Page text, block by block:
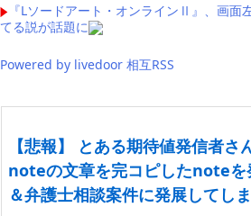
『Lソードアート・オンラインⅡ』、画面
てる説が話題に
Powered by livedoor 相互RSS
【悲報】 とある期待値発信者さ
noteの文章を完コピしたnoteを
＆弁護士相談案件に発展してし